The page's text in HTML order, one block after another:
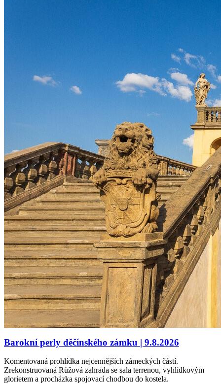
Barokní perly děčínského zámku | 9.8.2026
Komentovaná prohlídka nejcennějších zámeckých částí.
Zrekonstruovaná Růžová zahrada se sala terrenou, vyhlídkovým
glorietem a procházka spojovací chodbou do kostela.